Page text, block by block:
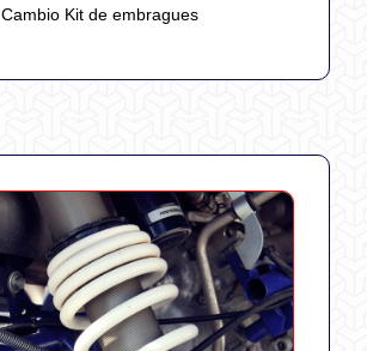
Cambio Kit de embragues